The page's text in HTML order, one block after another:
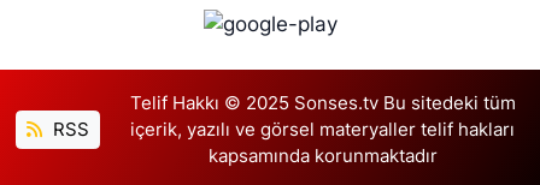
RSS
Telif Hakkı © 2025 Sonses.tv Bu sitedeki tüm
içerik, yazılı ve görsel materyaller telif hakları
kapsamında korunmaktadır